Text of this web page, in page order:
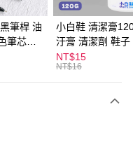
筆桿 油
筆芯
小白鞋 清潔膏
汙膏 清潔劑 鞋子
漬 白皮鞋 鞋油
NT$15
NT$16